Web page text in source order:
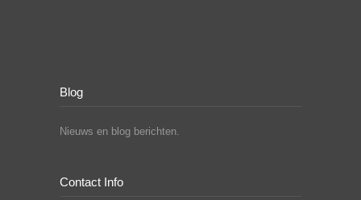
Blog
Nieuws en blog berichten.
Contact Info